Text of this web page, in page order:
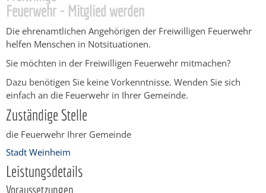
Feuerwehr - Mitglied werden
Die ehrenamtlichen Angehörigen der Freiwilligen Feuerwehr
helfen Menschen in Notsituationen.
Sie möchten in der Freiwilligen Feuerwehr mitmachen?
Dazu benötigen Sie keine Vorkenntnisse. Wenden Sie sich
einfach an die Feuerwehr in Ihrer Gemeinde.
Zuständige Stelle
die Feuerwehr Ihrer Gemeinde
Stadt Weinheim
Leistungsdetails
Voraussetzungen